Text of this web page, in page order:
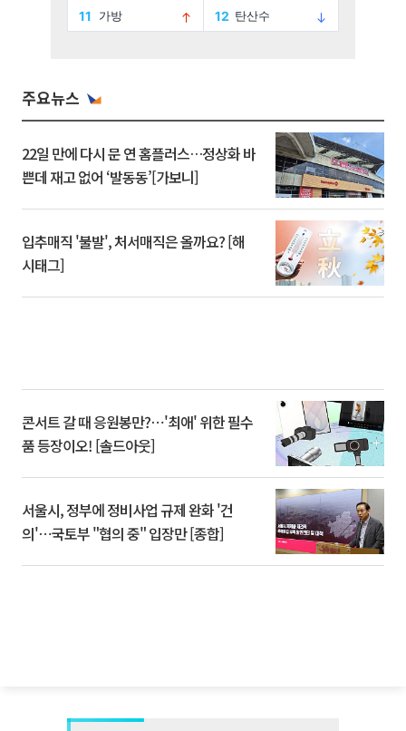
주요뉴스
22일 만에 다시 문 연 홈플러스…정상화 바
쁜데 재고 없어 ‘발동동’[가보니]
입추매직 '불발', 처서매직은 올까요? [해
시태그]
콘서트 갈 때 응원봉만?⋯'최애' 위한 필수
품 등장이오! [솔드아웃]
서울시, 정부에 정비사업 규제 완화 '건
의'⋯국토부 "협의 중" 입장만 [종합]